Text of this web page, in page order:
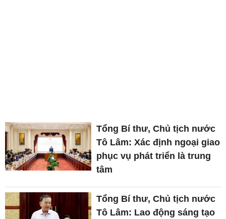
Tổng Bí thư, Chủ tịch nước
Tô Lâm: Xác định ngoại giao
phục vụ phát triển là trung
tâm
Tổng Bí thư, Chủ tịch nước
Tô Lâm: Lao động sáng tạo